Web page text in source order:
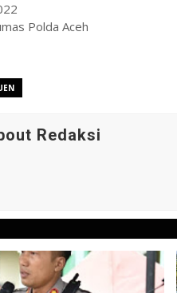
Polda Aceh
Redaksi